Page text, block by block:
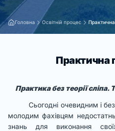
Головна Освітній процес Практична
Практична
Практика без теорії
Сьогодні очевидним і
молодим фахівцям
знань для виконання